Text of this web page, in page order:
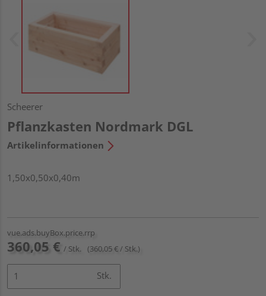
Scheerer
Pflanzkasten Nordmark DGL
Artikelinformationen
1,50x0,50x0,40m
vue.ads.buyBox.price.rrp
360,05 € / Stk. (360,05 € / Stk.)
Stk.